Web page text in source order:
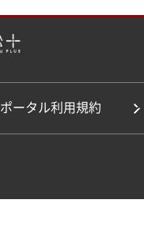
ポータル利用規約